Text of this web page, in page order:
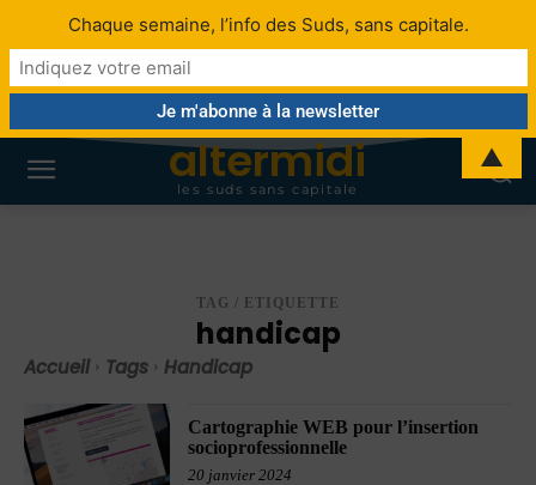
altermidi
les suds sans capitale
TAG / ETIQUETTE
handicap
Accueil Tags Handicap
Cartographie WEB pour l’insertion
socioprofessionnelle
20 janvier 2024
Chaque semaine, l’info des Suds, sans capitale.
▲